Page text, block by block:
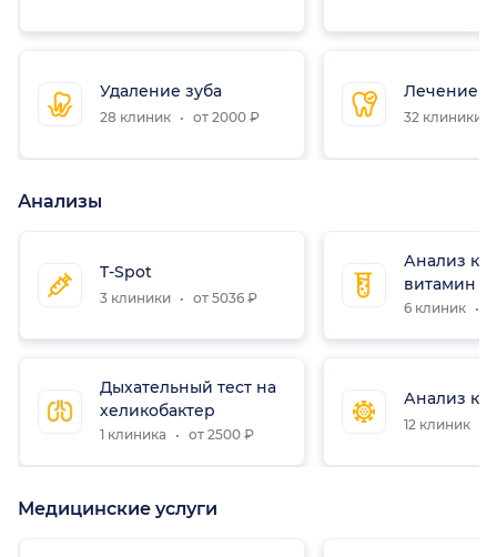
Удаление зуба
28 клиник от 2000 ₽
Лечение
32 клиники
Анализы
T-Spot
3 клиники от 5036 ₽
Дыхательный тест на
хеликобактер
1 клиника от 2500 ₽
Анализ
витамин D
6 клиник
Анализ
12 клиник
Медицинские услуги